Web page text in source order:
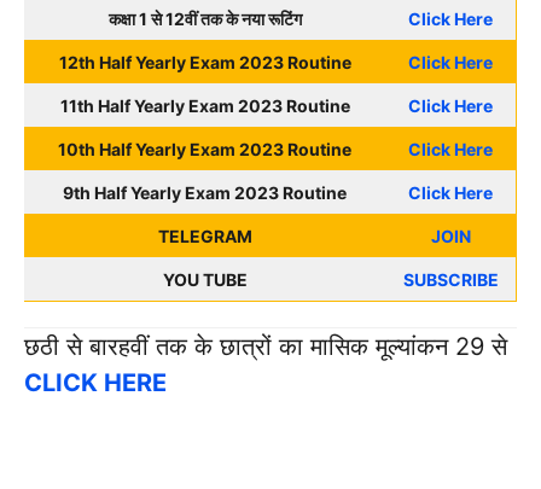
कक्षा 1 से 12वीं तक के नया रूटिंग Click Here
12th Half Yearly Exam 2023 Routine Click Here
11th Half Yearly Exam 2023 Routine Click Here
10th Half Yearly Exam 2023 Routine Click Here
9th Half Yearly Exam 2023 Routine Click Here
TELEGRAM JOIN
YOU TUBE SUBSCRIBE
छठी से बारहवीं तक के छात्रों का मासिक मूल्यांकन 29 से
CLICK HERE